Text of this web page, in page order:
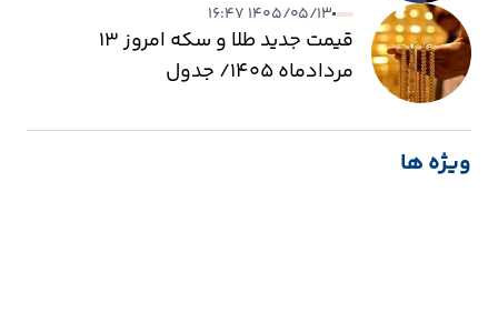
۱۴۰۵/۰۵/۱۳ ۱۶:۴۷
قیمت جدید طلا و سکه امروز ۱۳
مردادماه ۱۴۰۵/ جدول
ویژه ها